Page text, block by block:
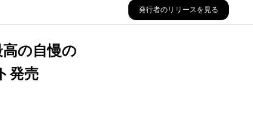
発行者のリリースを見る
の⾃慢の
発売